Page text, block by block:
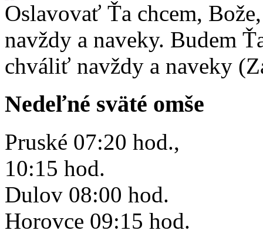
Malý chlapec sa modlí:
Pane Bože, ďakujem za otecka, za mamičku a prosím aj za Teba,
Oslavovať Ťa chcem,
navždy a naveky. Budem
chváliť navždy a naveky
Nedeľné sväté omše
Pruské 07:20 hod.,
10:15 hod.
Dulov 08:00 hod.
Horovce 09:15 hod.